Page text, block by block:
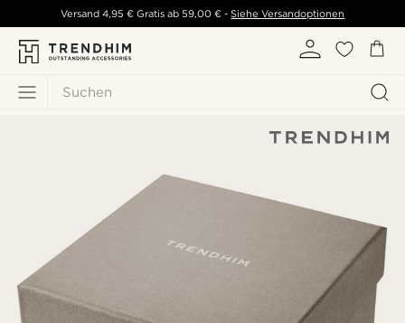
Suchen
Versand 4,95 € Gratis ab 59,00 € - Siehe Versandoptionen